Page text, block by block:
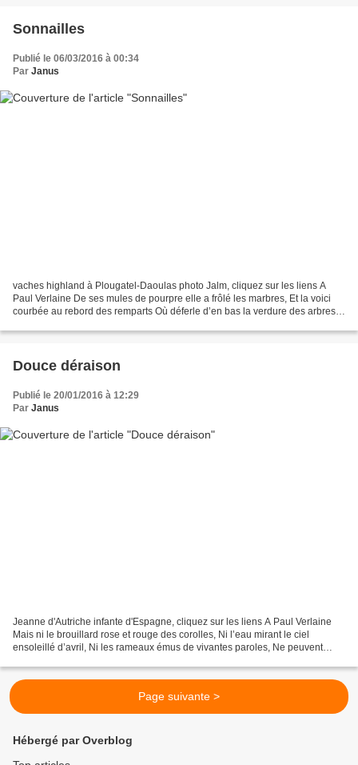
Sonnailles
Publié le 06/03/2016 à 00:34
Par Janus
vaches highland à Plougatel-Daoulas photo Jalm, cliquez sur les liens A
Paul Verlaine De ses mules de pourpre elle a frôlé les marbres, Et la voici
courbée au rebord des remparts Où déferle d’en bas la verdure des arbres.
Douce déraison
Publié le 20/01/2016 à 12:29
Par Janus
Jeanne d'Autriche infante d'Espagne, cliquez sur les liens A Paul Verlaine
Mais ni le brouillard rose et rouge des corolles, Ni l’eau mirant le ciel
ensoleillé d’avril, Ni les rameaux émus de vivantes paroles, Ne peuvent
Page suivante >
Hébergé par Overblog